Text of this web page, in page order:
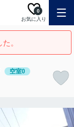
お気に入り
0
。
空室0